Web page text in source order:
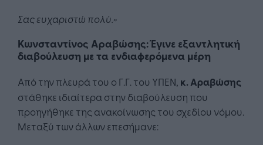
Σας ευχαριστώ πολύ.»
Κωνσταντίνος Αραβώσης: Έγινε εξαντλητική
διαβούλευση με τα ενδιαφερόμενα μέρη
Από την πλευρά του ο Γ.Γ. του ΥΠΕΝ, κ. Αραβώσης
στάθηκε ιδιαίτερα στην διαβούλευση που
προηγήθηκε της ανακοίνωσης του σχεδίου νόμου.
Μεταξύ των άλλων επεσήμανε: